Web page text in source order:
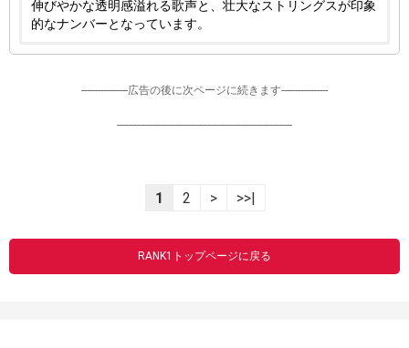
伸びやかな透明感溢れる歌声と、壮大なストリングスが印象
的なナンバーとなっています。
-----------------広告の後に次ページに続きます-----------------
----------------------------------------------------------------
1 2 > >>|
RANK1トップページに戻る